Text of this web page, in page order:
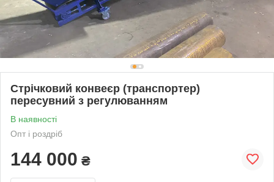
Стрічковий конвеєр (транспортер)
пересувний з регулюванням
В наявності
Опт і роздріб
144 000 ₴